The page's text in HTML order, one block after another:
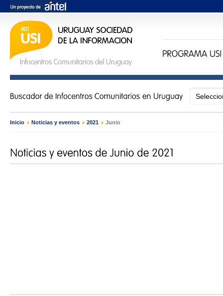
Inicio › Noticias y eventos › 2021 › Junio